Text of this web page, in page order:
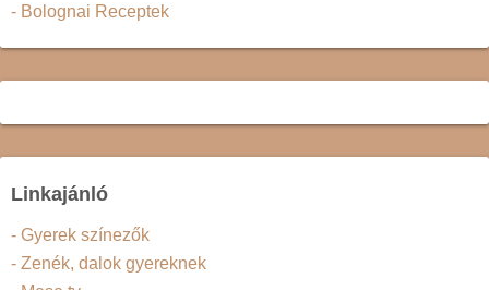
- Bolognai Receptek
Linkajánló
- Gyerek színezők
- Zenék, dalok gyereknek